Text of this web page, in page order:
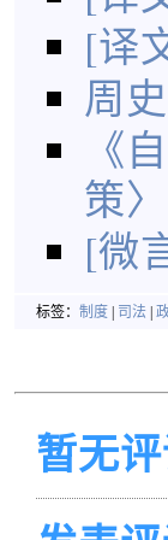
[译
周
《
策
[微
标签： 制度 司法
暂无